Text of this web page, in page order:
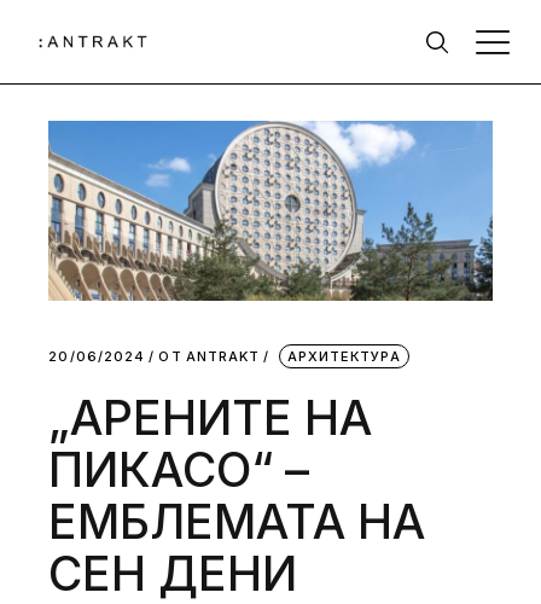
20/06/2024 ОТ АNTRAKT АРХИТЕКТУРА
„АРЕНИТЕ НА
ПИКАСО“ –
ЕМБЛЕМАТА НА
СЕН ДЕНИ